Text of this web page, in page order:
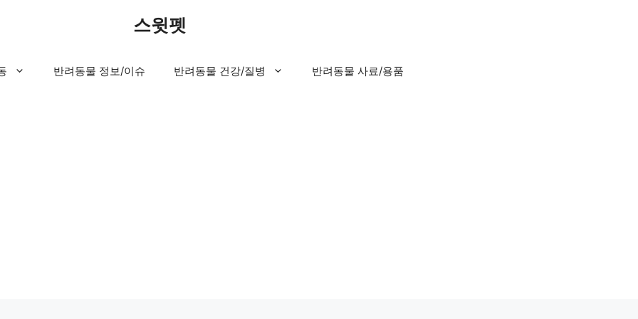
스윗펫
반려동물 정보/이슈 반려동물 건강/질병 반려동물 사료/용품